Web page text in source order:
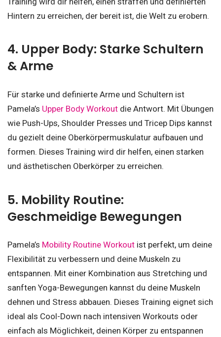
Hintern zu erreichen, der bereit ist, die Welt zu erobern.
4. Upper Body: Starke Schultern
& Arme
Für starke und definierte Arme und Schultern ist
Pamela’s Upper Body Workout die Antwort. Mit Übungen
wie Push-Ups, Shoulder Presses und Tricep Dips kannst
du gezielt deine Oberkörpermuskulatur aufbauen und
formen. Dieses Training wird dir helfen, einen starken
und ästhetischen Oberkörper zu erreichen.
5. Mobility Routine:
Geschmeidige Bewegungen
Pamela’s Mobility Routine Workout ist perfekt, um deine
Flexibilität zu verbessern und deine Muskeln zu
entspannen. Mit einer Kombination aus Stretching und
sanften Yoga-Bewegungen kannst du deine Muskeln
dehnen und Stress abbauen. Dieses Training eignet sich
ideal als Cool-Down nach intensiven Workouts oder
einfach als Möglichkeit, deinen Körper zu entspannen